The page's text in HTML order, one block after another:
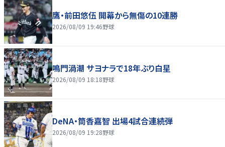
鷹・前田悠伍 開幕から無傷の10連勝
2026/08/09 19:46野球
鳴門渦潮 サヨナラで18年ぶり白星
2026/08/09 18:18野球
DeNA・筒香嘉智 出場4試合連続弾
2026/08/09 19:28野球